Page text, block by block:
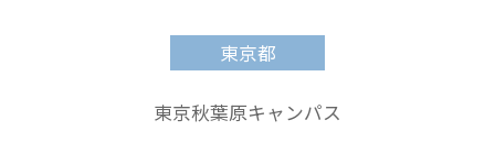
東京都
東京秋葉原キャンパス